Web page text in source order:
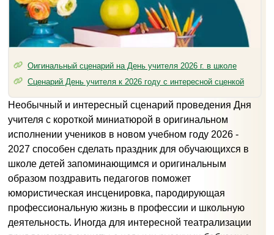
Оигинальный сценарий на День учителя 2026 г. в школе
Сценарий День учителя к 2026 году с интересной сценкой
Необычный и интересный сценарий проведения Дня
учителя с короткой миниатюрой в оригинальном
исполнении учеников в новом учебном году 2026 -
2027 способен сделать праздник для обучающихся в
школе детей запоминающимся и оригинальным
образом поздравить педагогов поможет
юмористическая инсценировка, пародирующая
профессиональную жизнь в профессии и школьную
деятельность. Иногда для интересной театрализации